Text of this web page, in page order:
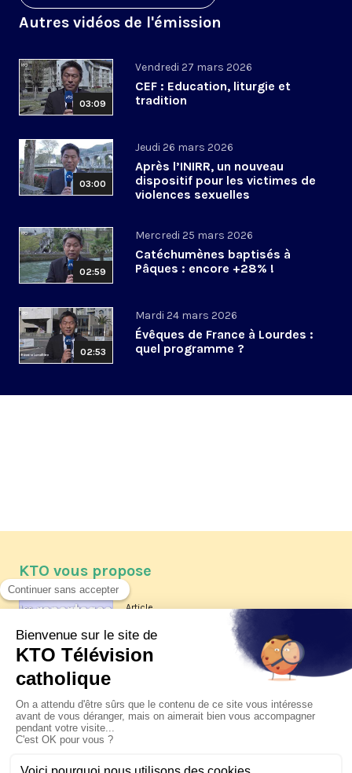
Autres vidéos de l'émission
03:09
Vendredi 27 mars 2026
CEF : Education, liturgie et
tradition
03:00
Jeudi 26 mars 2026
Après l’INIRR, un nouveau
dispositif pour les victimes de
violences sexuelles
02:59
Mercredi 25 mars 2026
Catéchumènes baptisés à
Pâques : encore +28% !
02:53
Mardi 24 mars 2026
Évêques de France à Lourdes :
quel programme ?
KTO vous propose
Article
Les reportages d'été 2026 de KTO
La visite pastorale du pape Léon
XIV à Assise à suivre sur KTO le
jeudi 6 août